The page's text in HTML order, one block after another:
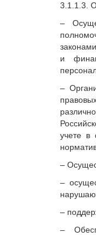
3.1.1.3.
–
и
–
учете в
–
–
–
–